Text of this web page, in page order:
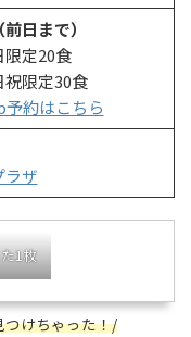
日まで）
定20食
限定30食
約はこちら
ラザ
1枚
けちゃった！/